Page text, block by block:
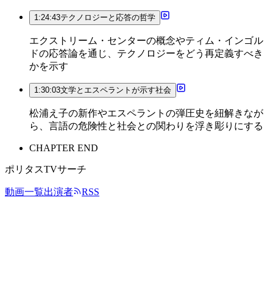
1:24:43テクノロジーと応答の哲学
エクストリーム・センターの概念やティム・インゴル
ドの応答論を通じ、テクノロジーをどう再定義すべき
かを示す
1:30:03文学とエスペラントが示す社会
松浦え子の新作やエスペラントの弾圧史を紐解きなが
ら、言語の危険性と社会との関わりを浮き彫りにする
CHAPTER END
ポリタスTVサーチ
動画一覧出演者 RSS